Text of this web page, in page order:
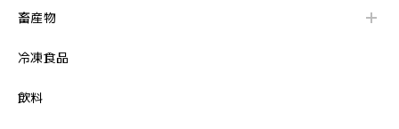
畜産物
冷凍食品
飲料